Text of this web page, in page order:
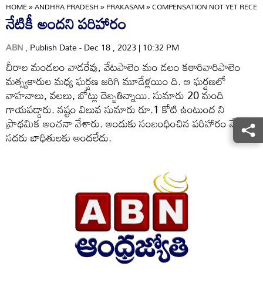
HOME»ANDHRA PRADESH»PRAKASAM»COMPENSATION NOT YET
నేటికీ అందని పరిహారం
ABN, Publish Date - Dec 18 , 2023 | 10:32 PM
చీరాల మండలం వాడరేవు, వేటపాలెం మం డలం కఠారివారిపాలెం
మత్స్యకారుల మధ్య ఘర్షణ జరిగి మూడేళ్లయిం ది. ఆ ఘర్షణలో
వాహనాలు, వలలు, బోట్లు దెబ్బతిన్నాయి. సుమారు 20 మంది
గాయపడ్డారు. నష్టం విలువ సుమారు రూ.1 కోటి ఉంటుంద ని
ప్రాథమిక అంచనా వేశారు. అందుకు సంబంధించిన పరిహారం నేటికి
సదరు బాధితులకు అందలేదు.